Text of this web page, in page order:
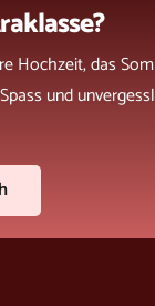
Hochzeit, das
und